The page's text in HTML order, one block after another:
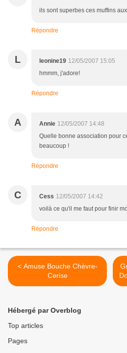
ils sont superbes ces muffins
Répondre
L leonine19 12/05/2007 15:05
hmmm, j'adore!
Répondre
A Annie 12/05/2007 14:48
Quelle bonne association pour
beaucoup !
Répondre
C Cess 12/05/2007 14:42
voilà ce qu'il me faut pour finir
Répondre
< Amuse Bouche Chèvre-
Cerise
Hébergé par Overblog
Top articles
Pages